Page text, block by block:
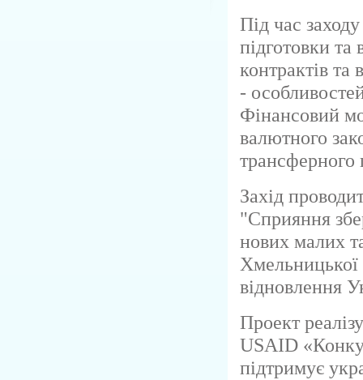
Під час
підготовки
контрактів
-
Фінансовий
валютного
трансферного
Захід
"Сприяння
нових малих
Хмельницької
відновлення
Проект
USAID
підтримує